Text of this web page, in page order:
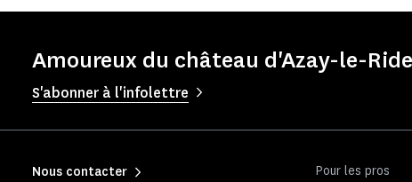
Amoureux du château d'Azay-le-
S'abonner à l'infolettre
Pour les pros
Nous contacter